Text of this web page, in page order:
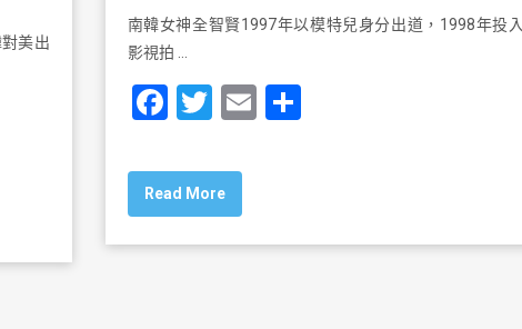
美出
南韓女神全智賢1997年以模特兒身分出道，1998年投入
影視拍 …
F
c
e
b
T
tt
er
E S
Read More